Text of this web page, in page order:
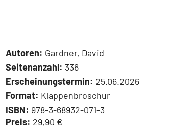
Autoren: Gardner, David
Seitenanzahl: 336
Erscheinungstermin: 25.06.2026
Format: Klappenbroschur
ISBN: 978-3-68932-071-3
Preis: 29,90 €